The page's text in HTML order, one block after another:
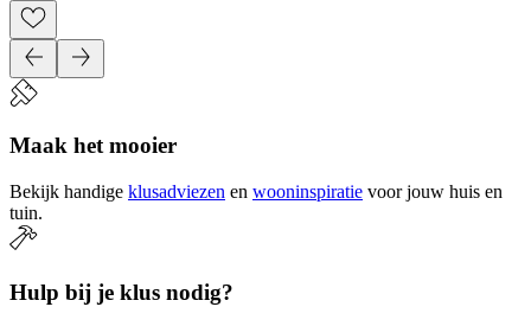
Maak het mooier
Bekijk handige klusadviezen en wooninspiratie voor jouw huis en
tuin.
Hulp bij je klus nodig?